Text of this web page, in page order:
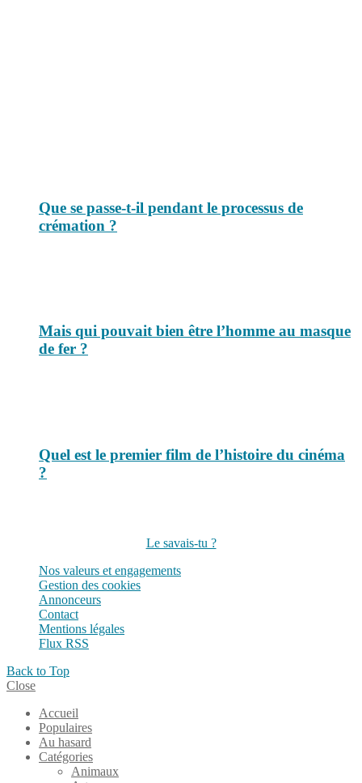
Que se passe-t-il pendant le processus de
crémation ?
Mais qui pouvait bien être l’homme au masque
de fer ?
Quel est le premier film de l’histoire du cinéma
?
Le savais-tu ?
Nos valeurs et engagements
Gestion des cookies
Annonceurs
Contact
Mentions légales
Flux RSS
Back to Top
Close
Accueil
Populaires
Au hasard
Catégories
Animaux